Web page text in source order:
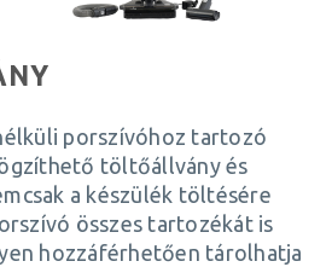
porszívóhoz tartozó
töltőállvány és
a készülék töltésére
összes tartozékát is
hozzáférhetően tárolhatja